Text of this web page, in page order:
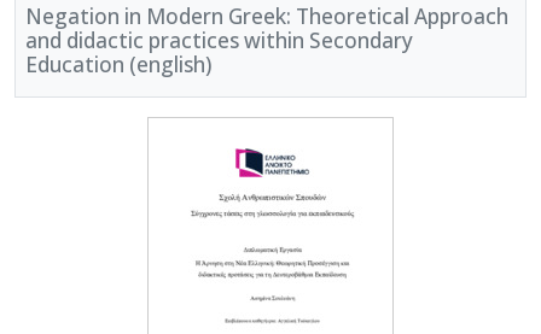
Negation in Modern Greek: Theoretical Approach
and didactic practices within Secondary
Education (english)